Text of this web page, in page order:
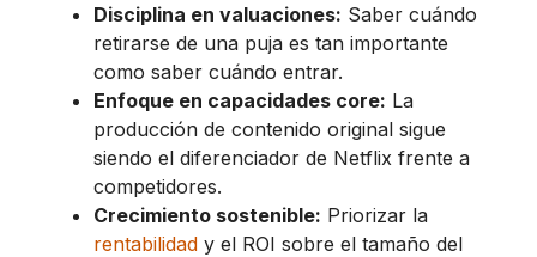
Disciplina en valuaciones: Saber cuándo
retirarse de una puja es tan importante
como saber cuándo entrar.
Enfoque en capacidades core: La
producción de contenido original sigue
siendo el diferenciador de Netflix frente a
competidores.
Crecimiento sostenible: Priorizar la
rentabilidad y el ROI sobre el tamaño del